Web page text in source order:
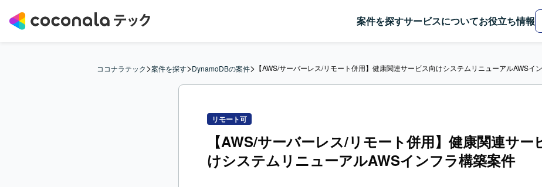
案件を探すサービスについてお役立ち情報
ココナラテック>案件を探す>DynamoDBの案件> 【AWS/サーバーレス/リモート併用】健康関連サービス向けシステムリニューアルAWSイ
リモート可
【AWS/サーバーレス/リモート併用】健康関連サー
けシステムリニューアルAWSインフラ構築案件